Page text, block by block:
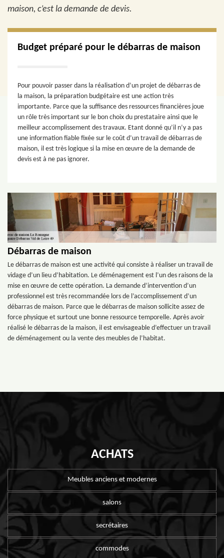
maison, c’est la demande de devis.
Budget préparé pour le débarras de maison
Pour pouvoir passer dans la réalisation d’un projet de débarras de
la maison, la préparation budgétaire est une action très
importante. Parce que la suffisance des ressources financières joue
un rôle très important sur le bon choix du prestataire ainsi que le
meilleur accomplissement des travaux. Etant donné qu’il n’y a pas
une information fiable fixée sur le coût d’un travail de débarras de
maison, il est très logique si la mise en œuvre de la demande de
devis est à ne pas ignorer.
Débarras de maison
Le débarras de maison est une activité qui consiste à réaliser un travail de
vidage d’un lieu d’habitation. Le déménagement est l’un des raisons de la
mise en œuvre de cette opération. La demande d’intervention d’un
professionnel est très recommandée lors de l’accomplissement d’un
débarras de maison. Parce que le débarras de maison sollicite assez de
force physique et surtout une bonne ressource temporelle. Après avoir
réalisé le débarras de la maison, il est envisageable d’effectuer un travail
de déménagement ou la vente des meubles de l’habitat.
ACHATS
Meubles anciens et modernes
salons
secrétaires
commodes